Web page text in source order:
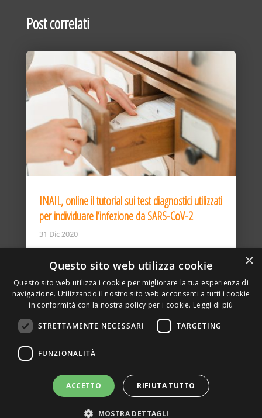
Post correlati
INAIL, online il tutorial sui test diagnostici utilizzati
per individuare l’infezione da SARS-CoV-2
31 Dic 2020
DELLA TORRE, 15 – 20127 – MILANO – P. IVA
SITO REALIZZATO DA GRAFICAEFOTO WEB AGENCY –
PARTNER SINTEL
×
Questo sito web utilizza cookie
Questo sito web utilizza i cookie per migliorare la tua esperienza di
navigazione. Utilizzando il nostro sito web acconsenti a tutti i cookie
in conformità con la nostra policy per i cookie. Leggi di più
STRETTAMENTE NECESSARI TARGETING
FUNZIONALITÀ
ACCETTO RIFIUTA TUTTO
MOSTRA DETTAGLI